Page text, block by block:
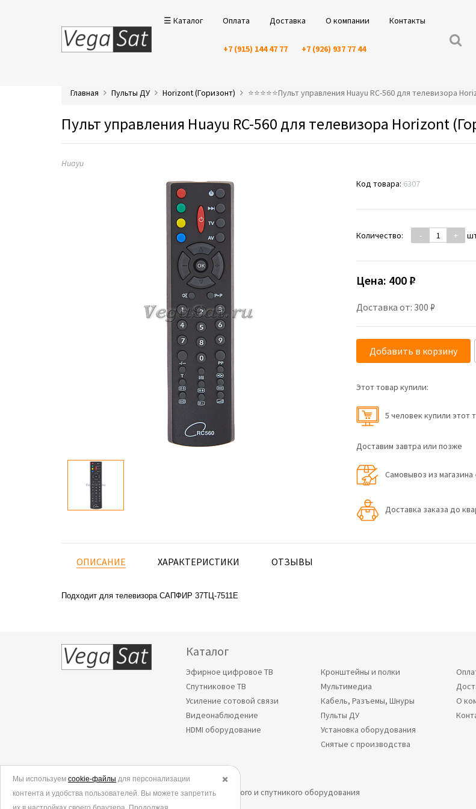
☰ Каталог Оплата Доставка О компании Контакты
+7 (915) 144 47 77 +7 (926) 937 77 44
Главная Пульты ДУ Horizont (Горизонт) ⭐️⭐️⭐️⭐️⭐️Пульт управления Huayu RC-560 для телевизора
Пульт управления Huayu RC-560 для телевизора Horizont
Huayu
Код товара: 6307
Количество: - +
Цена: 400 ₽
Доставка от: 300 ₽
Добавить в корзину
Этот товар купили:
5 человек купили этот
Доставим завтра или позже
Самовывоз из магазина
Доставка заказа до
ОПИСАНИЕ ХАРАКТЕРИСТИКИ ОТЗЫВЫ
Подходит для телевизора САПФИР 37ТЦ-7511Е
Каталог
Эфирное цифровое ТВ
Спутниковое ТВ
Усиление сотовой связи
Видеонаблюдение
HDMI оборудование
Кронштейны и полки
Мультимедиа
Кабель, Разъемы, Шнуры
Пульты ДУ
Установка оборудования
Снятые с производства
О
© 2006-2026.
Все права защищены. Интернет-магазин эфирного и спутникого оборудования
✖️
Мы используем cookie-файлы для персонализации
контента и удобства пользователей. Вы можете запретить